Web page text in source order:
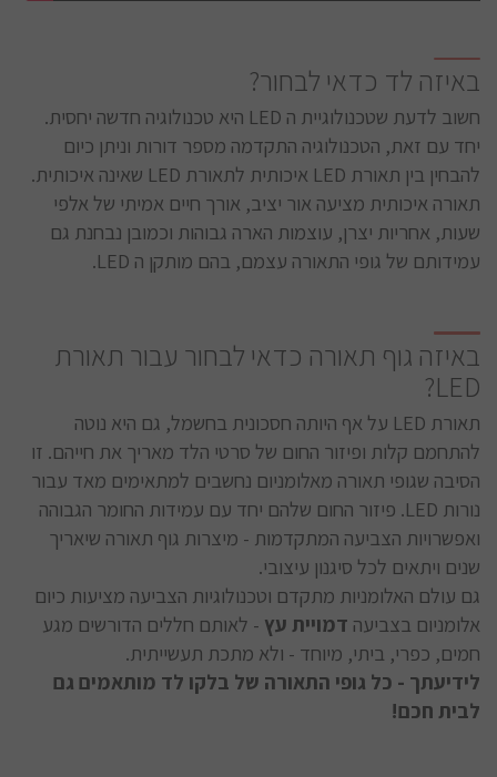
באיזה לד כדאי לבחור?
חשוב לדעת שטכנולוגיית ה LED היא טכנולוגיה חדשה יחסית.
יחד עם זאת, הטכנולוגיה התקדמה מספר דורות וניתן כיום
להבחין בין תאורת LED איכותית לתאורת LED שאינה איכותית.
תאורה איכותית מציעה אור יציב, אורך חיים אמיתי של אלפי
שעות, אחריות יצרן, עוצמות הארה גבוהות וכמובן נבחנת גם
עמידותם של גופי התאורה עצמם, בהם מותקן ה LED.
באיזה גוף תאורה כדאי לבחור עבור תאורת
LED?
תאורת LED על אף היותה חסכונית בחשמל, גם היא נוטה
להתחמם קלות ופיזור החום של סרטי הלד מאריך את חייהם. זו
הסיבה שגופי תאורה מאלומניום נחשבים למתאימים מאד עבור
נורות LED. פיזור החום שלהם יחד עם עמידות החומר הגבוהה
ואפשרויות הצביעה המתקדמות - מיצרות גוף תאורה שיאריך
שנים ויתאים לכל סיגנון עיצובי.
גם עולם האלומניות מתקדם וטכנולוגיות הצביעה מציעות כיום
אלומניום בצביעה דמויית עץ - לאותם חללים הדורשים מגע
חמים, כפרי, ביתי, מיוחד - ולא מתכת תעשייתית.
לידיעתך - כל גופי התאורה של בלקו לד מותאמים גם
לבית חכם!